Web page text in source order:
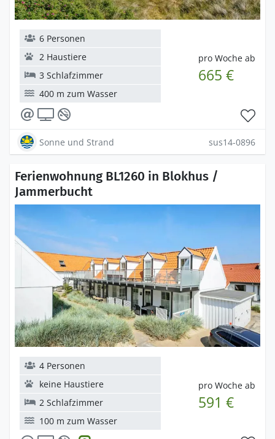
pro Woche ab
665 €
6 Personen
2 Haustiere
3 Schlafzimmer
400 m zum Wasser
Sonne und Strand sus14-0896
Ferienwohnung BL1260 in Blokhus /
Jammerbucht
pro Woche ab
591 €
4 Personen
keine Haustiere
2 Schlafzimmer
100 m zum Wasser